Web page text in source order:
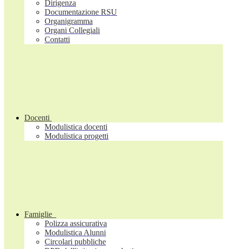
Dirigenza
Documentazione RSU
Organigramma
Organi Collegiali
Contatti
Docenti
Modulistica docenti
Modulistica progetti
Famiglie
Polizza assicurativa
Modulistica Alunni
Circolari pubbliche